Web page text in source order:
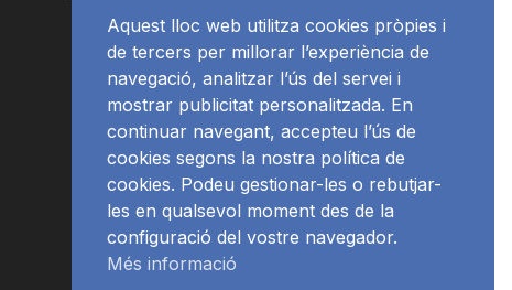
Aquest lloc web utilitza cookies pròpies i
de tercers per millorar l’experiència de
navegació, analitzar l’ús del servei i
mostrar publicitat personalitzada. En
continuar navegant, accepteu l’ús de
cookies segons la nostra política de
cookies. Podeu gestionar-les o rebutjar-
les en qualsevol moment des de la
configuració del vostre navegador.
Més informació